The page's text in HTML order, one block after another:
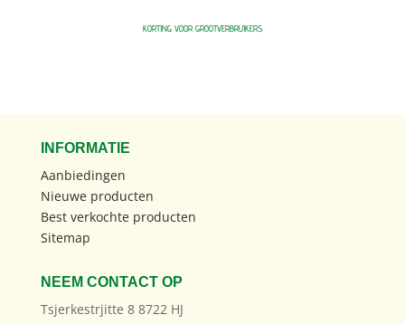
KORTING VOOR GROOTVERBRUIKERS
INFORMATIE
Aanbiedingen
Nieuwe producten
Best verkochte producten
Sitemap
NEEM CONTACT OP
Tsjerkestrjitte 8 8722 HJ